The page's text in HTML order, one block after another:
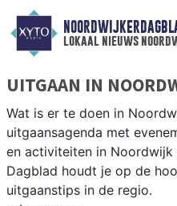
lokaal nieuws
UITGAAN IN
Wat is er te doen in
uitgaansagenda met
en activiteiten in
Dagblad houdt je op de
uitgaanstips in de regio.